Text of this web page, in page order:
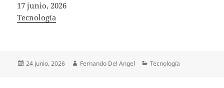
Fecha
17 junio, 2026
In relation to
Tecnología
Publicado
24 junio, 2026 Autor
Fernando Del Angel Categorías
Tecnología